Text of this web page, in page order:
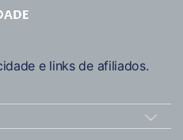
e links de afiliados.